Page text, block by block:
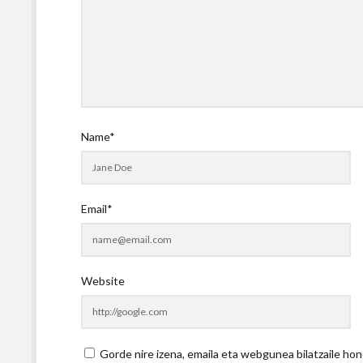
Name*
Email*
Website
Gorde nire izena, emaila eta webgunea bilatzaile